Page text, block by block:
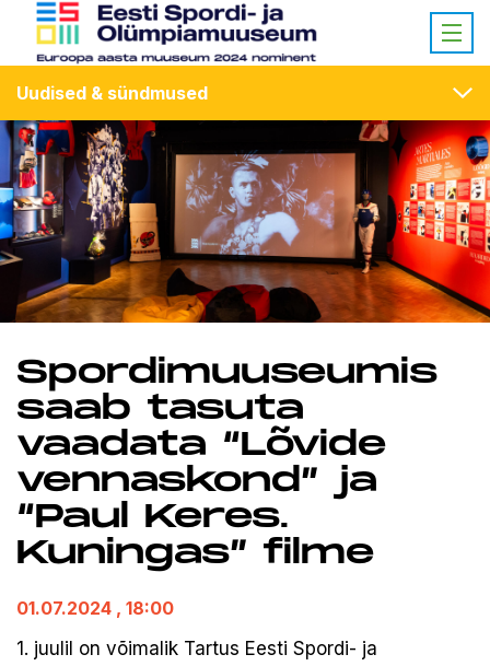
Uudised & sündmused
Spordimuuseumis
saab tasuta
vaadata “Lõvide
vennaskond” ja
“Paul Keres.
Kuningas” filme
01.07.2024 , 18:00
1. juulil on võimalik Tartus Eesti Spordi- ja